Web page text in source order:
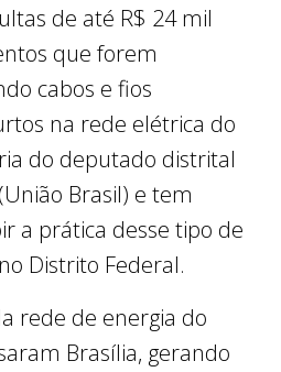
de até R$ 24 mil
que forem
cabos e fios
na rede elétrica do
do deputado distrital
Brasil) e tem
a prática desse tipo de
Distrito Federal.
rede de energia do
Brasília, gerando